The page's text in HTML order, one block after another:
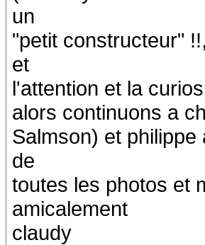
un
"petit constructeur"
et
l'attention et la
alors continuons a
Salmson) et
de
toutes les photos et
amicalement
claudy